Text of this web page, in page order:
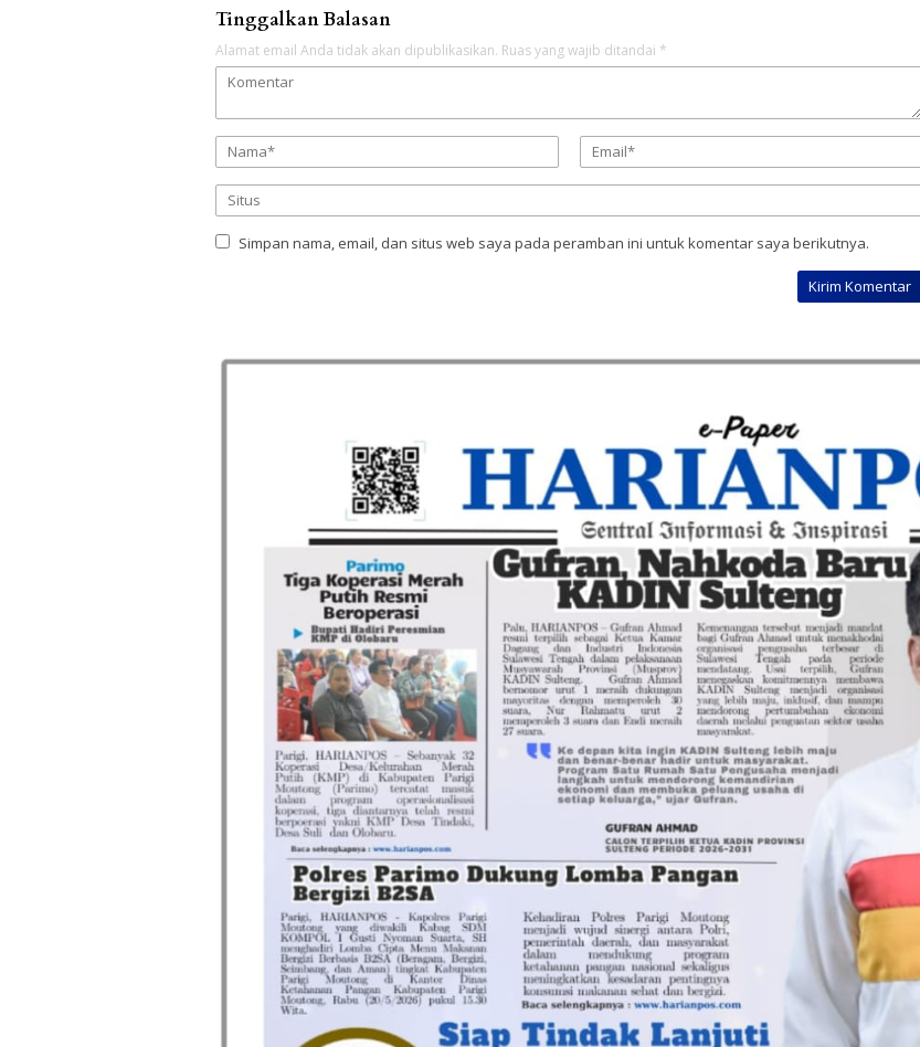
Tinggalkan Balasan
Alamat email Anda tidak akan dipublikasikan. Ruas yang wajib ditandai *
Simpan nama, email, dan situs web saya pada peramban ini untuk komentar saya berikutnya.